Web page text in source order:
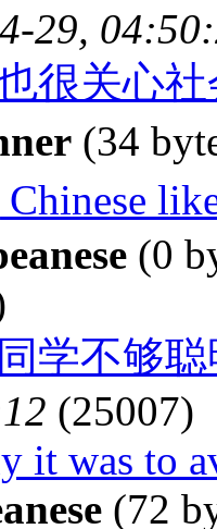
29,
很关心
(34
(0
学不够
(25007)
it was to
(72